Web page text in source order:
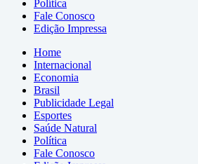
Política
Fale Conosco
Edição Impressa
Home
Internacional
Economia
Brasil
Publicidade Legal
Esportes
Saúde Natural
Política
Fale Conosco